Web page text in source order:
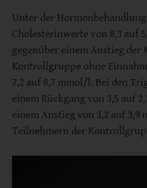
Unter der
Cholesterinwerte von 8,3 auf
gegenüber einem Anstieg der
Kontrollgruppe ohne
7,2 auf 8,7 mmol/l. Bei den
einem Rückgang von 3,5 auf
einem Anstieg von 3,2 auf 3,9
Teilnehmern der